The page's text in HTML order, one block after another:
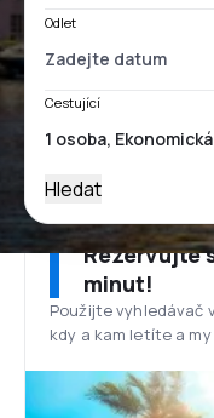
Odlet
Cestující
Hledat
Rezervujte
minut!
Použijte vyhledávač
kdy a kam letíte a